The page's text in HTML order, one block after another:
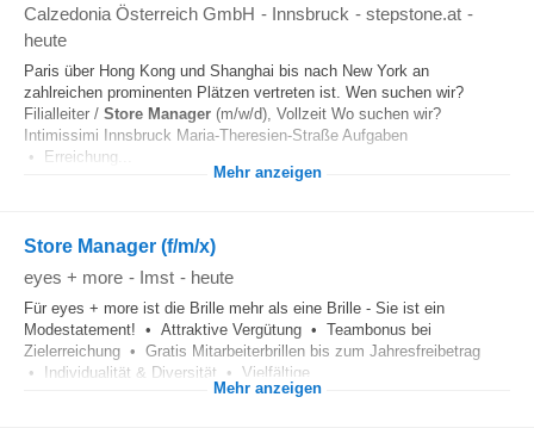
Calzedonia Österreich GmbH - Innsbruck - stepstone.at -
heute
Paris über Hong Kong und Shanghai bis nach New York an
zahlreichen prominenten Plätzen vertreten ist. Wen suchen wir?
Filialleiter / Store Manager (m/w/d), Vollzeit Wo suchen wir?
Intimissimi Innsbruck Maria-Theresien-Straße Aufgaben
• Erreichung...
Mehr anzeigen
Store Manager (f/m/x)
eyes + more - Imst - heute
Für eyes + more ist die Brille mehr als eine Brille - Sie ist ein
Modestatement! • Attraktive Vergütung • Teambonus bei
Zielerreichung • Gratis Mitarbeiterbrillen bis zum Jahresfreibetrag
• Individualität & Diversität • Vielfältige...
Mehr anzeigen